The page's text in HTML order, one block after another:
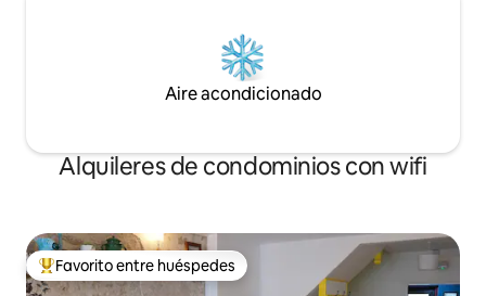
Aire acondicionado
Alquileres de condominios con wifi
De los mejores en Favorito entre huéspedes
Favorito entre huéspedes